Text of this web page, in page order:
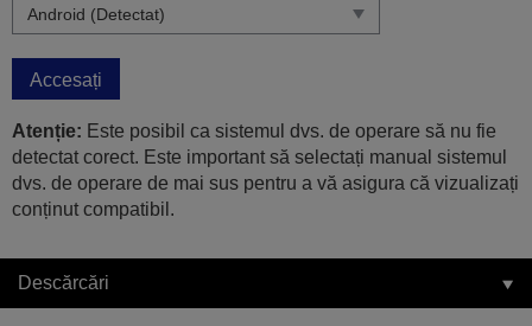
Accesați
Atenție: Este posibil ca sistemul dvs. de operare să nu fie
detectat corect. Este important să selectați manual sistemul
dvs. de operare de mai sus pentru a vă asigura că vizualizați
conținut compatibil.
Descărcări